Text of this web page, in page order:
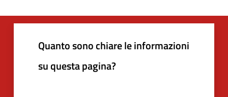
Quanto sono chiare le informazioni
su questa pagina?